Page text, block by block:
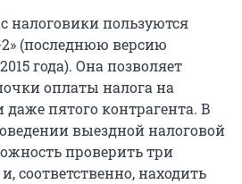
налоговики пользуются
(последнюю версию
года). Она позволяет
оплаты налога на
даже пятого контрагента. В
выездной налоговой
проверить три
соответственно, находить